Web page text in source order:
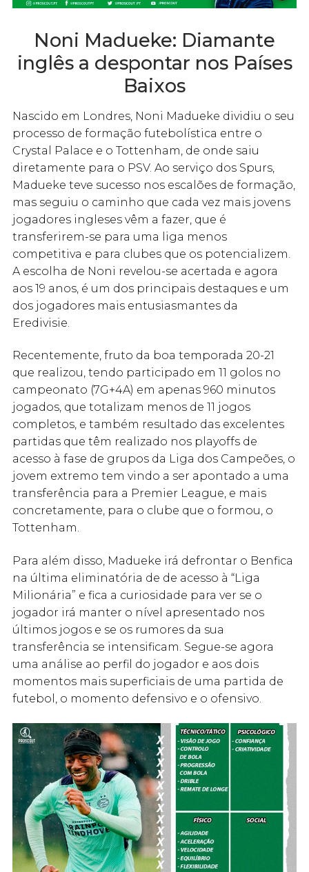
Noni Madueke: Diamante
inglês a despontar nos Países
Baixos
Nascido em Londres, Noni Madueke dividiu o seu
processo de formação futebolística entre o
Crystal Palace e o Tottenham, de onde saiu
diretamente para o PSV. Ao serviço dos Spurs,
Madueke teve sucesso nos escalões de formação,
mas seguiu o caminho que cada vez mais jovens
jogadores ingleses vêm a fazer, que é
transferirem-se para uma liga menos
competitiva e para clubes que os potencializem.
A escolha de Noni revelou-se acertada e agora
aos 19 anos, é um dos principais destaques e um
dos jogadores mais entusiasmantes da
Eredivisie.
Recentemente, fruto da boa temporada 20-21
que realizou, tendo participado em 11 golos no
campeonato (7G+4A) em apenas 960 minutos
jogados, que totalizam menos de 11 jogos
completos, e também resultado das excelentes
partidas que têm realizado nos playoffs de
acesso à fase de grupos da Liga dos Campeões, o
jovem extremo tem vindo a ser apontado a uma
transferência para a Premier League, e mais
concretamente, para o clube que o formou, o
Tottenham.
Para além disso, Madueke irá defrontar o Benfica
na última eliminatória de de acesso à “Liga
Milionária” e fica a curiosidade para ver se o
jogador irá manter o nível apresentado nos
últimos jogos e se os rumores da sua
transferência se intensificam. Segue-se agora
uma análise ao perfil do jogador e aos dois
momentos mais superficiais de uma partida de
futebol, o momento defensivo e o ofensivo.